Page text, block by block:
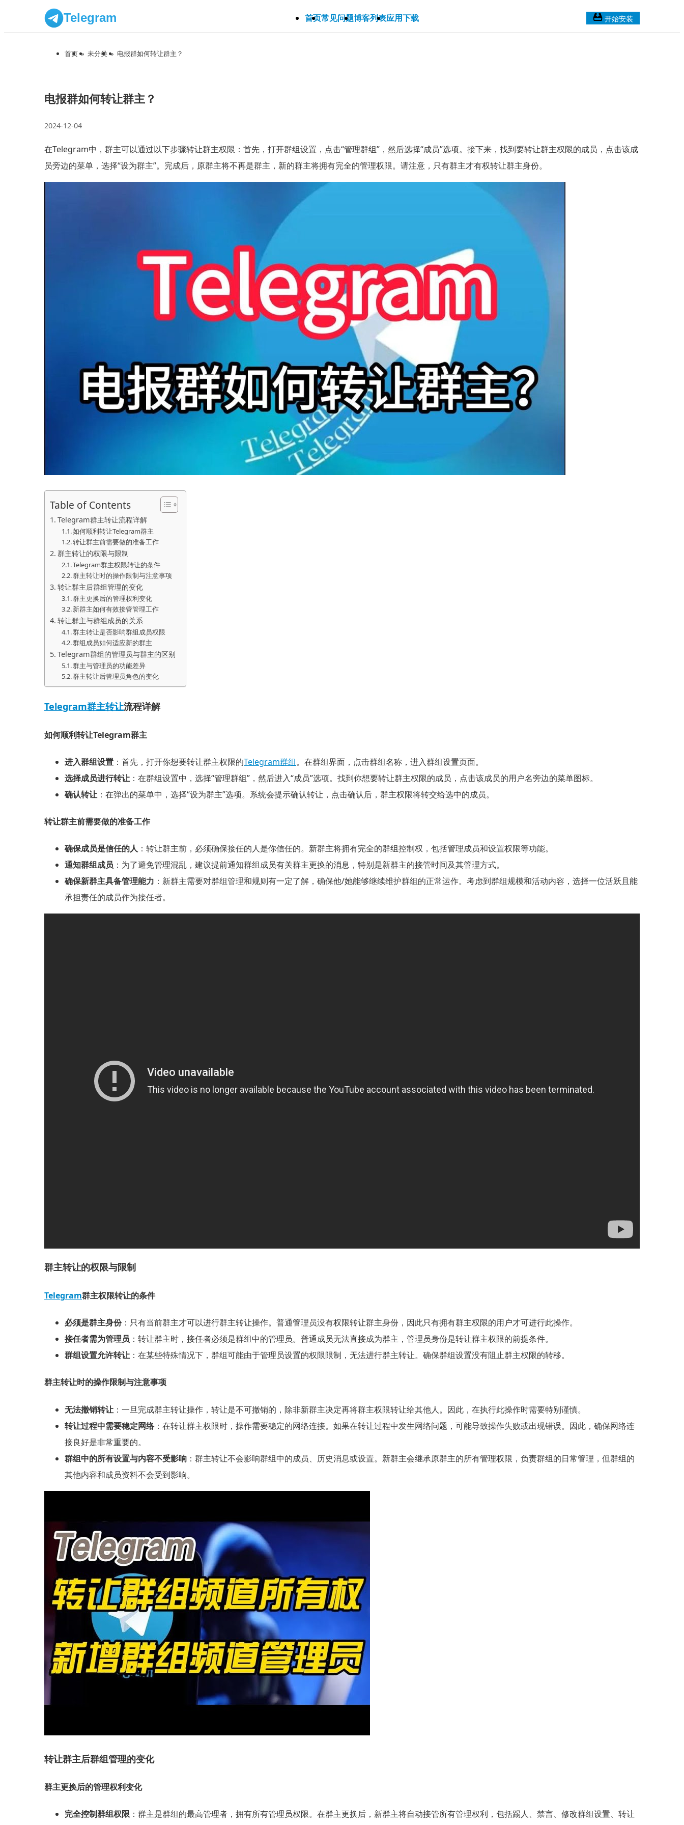
Telegram 首页常见问题博客列表应用下载 开始安装
首页 » 未分类 » 电报群如何转让群主？
电报群如何转让群主？
2024-12-04
在Telegram中，群主可以通过以下步骤转让群主权限：首先，打开群组设置，点击“管理群组”，然后选择“成员”选项。接下来，找到要转让群主权限的成员，点击该成
员旁边的菜单，选择“设为群主”。完成后，原群主将不再是群主，新的群主将拥有完全的管理权限。请注意，只有群主才有权转让群主身份。
Table of Contents
Telegram群主转让流程详解
如何顺利转让Telegram群主
转让群主前需要做的准备工作
群主转让的权限与限制
Telegram群主权限转让的条件
群主转让时的操作限制与注意事项
转让群主后群组管理的变化
群主更换后的管理权利变化
新群主如何有效接管管理工作
转让群主与群组成员的关系
群主转让是否影响群组成员权限
群组成员如何适应新的群主
Telegram群组的管理员与群主的区别
群主与管理员的功能差异
群主转让后管理员角色的变化
Telegram群主转让流程详解
如何顺利转让Telegram群主
进入群组设置 ：首先，打开你想要转让群主权限的Telegram群组。在群组界面，点击群组名称，进入群组设置页面。
选择成员进行转让 ：在群组设置中，选择“管理群组”，然后进入“成员”选项。找到你想要转让群主权限的成员，点击该成员的用户名旁边的菜单图标。
确认转让 ：在弹出的菜单中，选择“设为群主”选项。系统会提示确认转让，点击确认后，群主权限将转交给选中的成员。
转让群主前需要做的准备工作
确保成员是信任的人 ：转让群主前，必须确保接任的人是你信任的。新群主将拥有完全的群组控制权，包括管理成员和设置权限等功能。
通知群组成员 ：为了避免管理混乱，建议提前通知群组成员有关群主更换的消息，特别是新群主的接管时间及其管理方式。
确保新群主具备管理能力 ：新群主需要对群组管理和规则有一定了解，确保他/她能够继续维护群组的正常运作。考虑到群组规模和活动内容，选择一位活跃且能
承担责任的成员作为接任者。
群主转让的权限与限制
Telegram群主权限转让的条件
必须是群主身份：只有当前群主才可以进行群主转让操作。普通管理员没有权限转让群主身份，因此只有拥有群主权限的用户才可进行此操作。
接任者需为管理员 ：转让群主时，接任者必须是群组中的管理员。普通成员无法直接成为群主，管理员身份是转让群主权限的前提条件。
群组设置允许转让 ：在某些特殊情况下，群组可能由于管理员设置的权限限制，无法进行群主转让。确保群组设置没有阻止群主权限的转移。
群主转让时的操作限制与注意事项
无法撤销转让 ：一旦完成群主转让操作，转让是不可撤销的，除非新群主决定再将群主权限转让给其他人。因此，在执行此操作时需要特别谨慎。
转让过程中需要稳定网络：在转让群主权限时，操作需要稳定的网络连接。如果在转让过程中发生网络问题，可能导致操作失败或出现错误。因此，确保网络连
接良好是非常重要的。
群组中的所有设置与内容不受影响 ：群主转让不会影响群组中的成员、历史消息或设置。新群主会继承原群主的所有管理权限，负责群组的日常管理，但群组的
其他内容和成员资料不会受到影响。
转让群主后群组管理的变化
群主更换后的管理权利变化
完全控制群组权限 ：群主是群组的最高管理者，拥有所有管理员权限。在群主更换后，新群主将自动接管所有管理权利，包括踢人、禁言、修改群组设置、转让